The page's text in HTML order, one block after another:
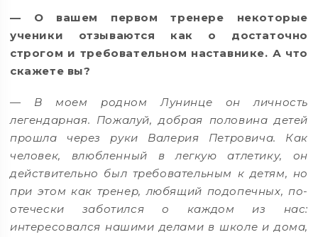
— О вашем первом тренере некоторые
ученики отзываются как о достаточно
строгом и требовательном наставнике. А что
скажете вы?
— В моем родном Лунинце он личность
легендарная. Пожалуй, добрая половина детей
прошла через руки Валерия Петровича. Как
человек, влюбленный в легкую атлетику, он
действительно был требовательным к детям, но
при этом как тренер, любящий подопечных, по-
отечески заботился о каждом из нас:
интересовался нашими делами в школе и дома,